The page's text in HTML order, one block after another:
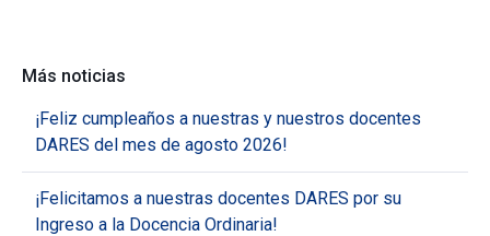
Más noticias
¡Feliz cumpleaños a nuestras y nuestros docentes
DARES del mes de agosto 2026!
¡Felicitamos a nuestras docentes DARES por su
Ingreso a la Docencia Ordinaria!